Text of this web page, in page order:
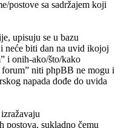
postove sa sadržajem koji
upisuju se u bazu
neće biti dan na uvid ikojoj
i onih-ako/što/kako
niti phpBB ne mogu i
napada dođe do uvida
postova, sukladno čemu